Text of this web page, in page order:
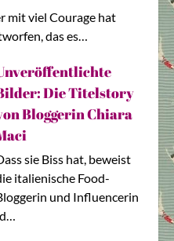
mit viel Courage hat
das es…
Die Titelstory
Bloggerin Chiara
sie Biss hat, beweist
italienische Food-
und Influencerin